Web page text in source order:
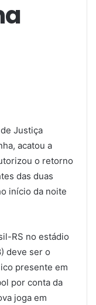
Justiça
acatou a
o retorno
das duas
início da noite
RS no estádio
deve ser o
presente em
por conta da
joga em